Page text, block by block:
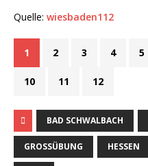
Quelle: wiesbaden112
1 2 3 4 5
10 11 12
BAD SCHWALBACH
GROSSÜBUNG HESSEN